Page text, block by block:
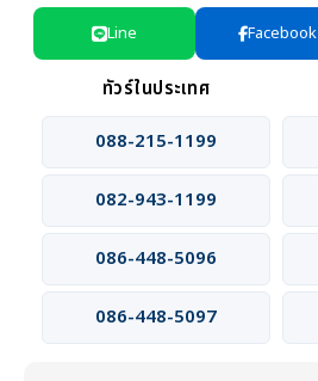
Line Facebook
ทัวร์ในประเทศ
088-215-1199
082-943-1199
086-448-5096
086-448-5097